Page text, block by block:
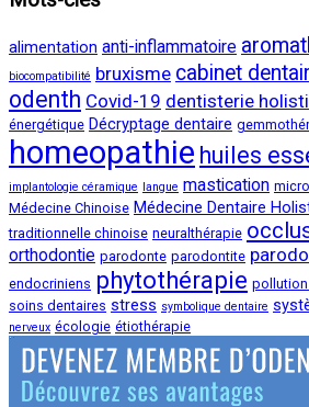
alimentation anti-inflammatoire
biocompatibilité bruxisme cabinet
odenth Covid-19 dentisterie
énergétique Décryptage dentaire
homeopathie huiles
implantologie céramique langue mastication
Médecine Chinoise Médecine Dentaire
traditionnelle chinoise neuralthérapie
orthodontie parodonte parodontite
endocriniens phytothérapie
soins dentaires stress symbolique dentaire
nerveux écologie étiothérapie